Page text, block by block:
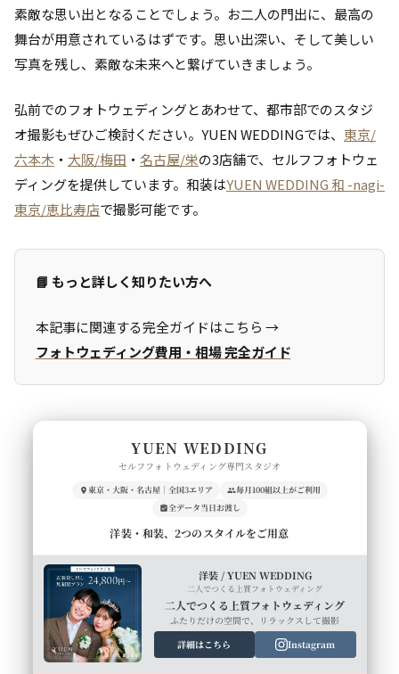
素敵な思い出となることでしょう。お二人の門出に、最高の
舞台が用意されているはずです。思い出深い、そして美しい
写真を残し、素敵な未来へと繋げていきましょう。
弘前でのフォトウェディングとあわせて、都市部でのスタジ
オ撮影もぜひご検討ください。YUEN WEDDINGでは、 東京/
六本木 ・ 大阪/梅田 ・ 名古屋/栄の3店舗で、セルフフォトウェ
ディングを提供しています。和装はYUEN WEDDING 和 -nagi-
東京/恵比寿店で撮影可能です。
📘 もっと詳しく知りたい方へ
本記事に関連する完全ガイドはこちら →
フォトウェディング費用・相場 完全ガイド
YUEN WEDDING
セルフフォトウェディング専門スタジオ
東京・大阪・名古屋｜全国3エリア
毎月100組以上がご利用
全データ当日お渡し
洋装・和装、2つのスタイルをご用意
洋装 / YUEN WEDDING
二人でつくる上質フォトウェディング
二人でつくる上質フォトウェディング
ふたりだけの空間で、リラックスして撮影
詳細はこちら
Instagram